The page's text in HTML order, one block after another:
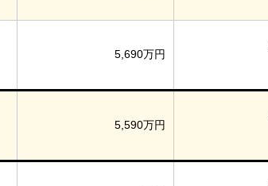
5,690万円
5,590万円